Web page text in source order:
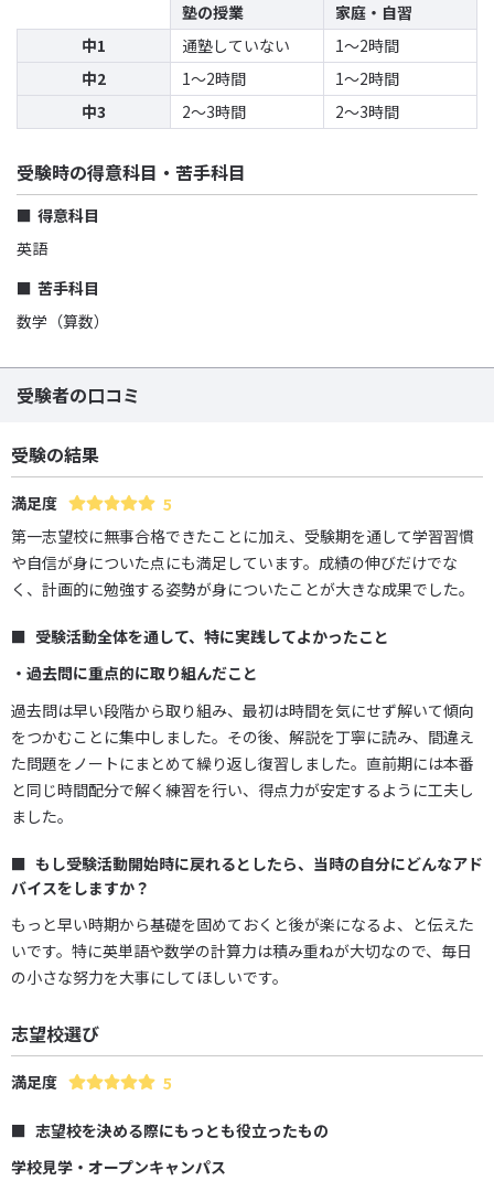
塾の授業
家庭・自習
中1
通塾していない
1〜2時間
中2
1〜2時間
1〜2時間
中3
2〜3時間 2〜3時間
受験時の得意科目・苦手科目
得意科目
英語
苦手科目
数学（算数）
受験者の口コミ
受験の結果
満足度
5
第一志望校に無事合格できたことに加え、受験期を通して学習習慣
や自信が身についた点にも満足しています。成績の伸びだけでな
く、計画的に勉強する姿勢が身についたことが大きな成果でした。
受験活動全体を通して、特に実践してよかったこと
・過去問に重点的に取り組んだこと
過去問は早い段階から取り組み、最初は時間を気にせず解いて傾向
をつかむことに集中しました。その後、解説を丁寧に読み、間違え
た問題をノートにまとめて繰り返し復習しました。直前期には本番
と同じ時間配分で解く練習を行い、得点力が安定するように工夫し
ました。
もし受験活動開始時に戻れるとしたら、当時の自分にどんなアド
バイスをしますか？
もっと早い時期から基礎を固めておくと後が楽になるよ、と伝えた
いです。特に英単語や数学の計算力は積み重ねが大切なので、毎日
の小さな努力を大事にしてほしいです。
志望校選び
満足度 5
志望校を決める際にもっとも役立ったもの
学校見学・オープンキャンパス